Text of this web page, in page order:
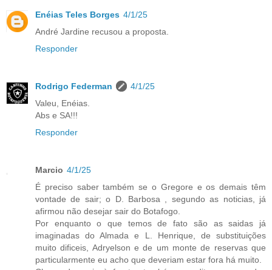
Enéias Teles Borges 4/1/25
André Jardine recusou a proposta.
Responder
Rodrigo Federman
4/1/25
Valeu, Enéias.
Abs e SA!!!
Responder
Marcio 4/1/25
É preciso saber também se o Gregore e os demais têm
vontade de sair; o D. Barbosa , segundo as noticias, já
afirmou não desejar sair do Botafogo.
Por enquanto o que temos de fato são as saidas já
imaginadas do Almada e L. Henrique, de substituições
muito dificeis, Adryelson e de um monte de reservas que
particularmente eu acho que deveriam estar fora há muito.